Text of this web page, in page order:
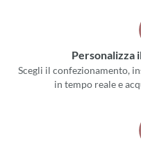
Personalizza
Scegli il confezionamento,
in tempo reale e